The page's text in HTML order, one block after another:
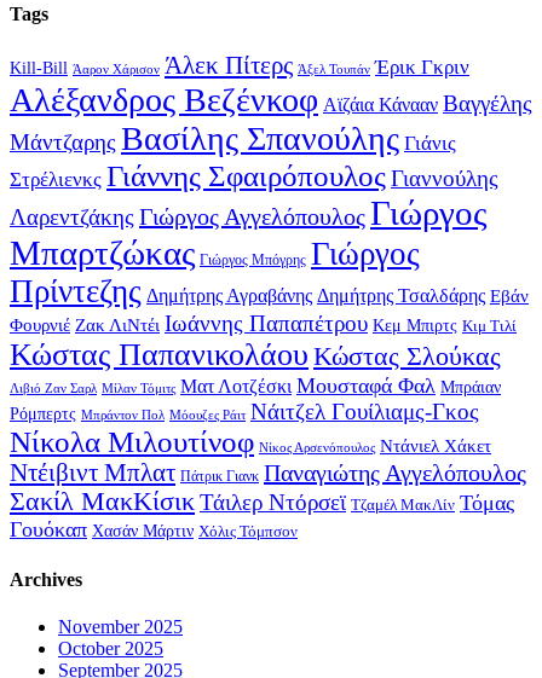
Tags
Kill-Bill Άαρον Χάρισον Άλεκ Πίτερς Άξελ Τουπάν Έρικ Γκριν
Αλέξανδρος Βεζένκοφ Αϊζάια Κάνααν Βαγγέλης
Μάντζαρης Βασίλης Σπανούλης Γιάνις
Στρέλιενκς Γιάννης ΣφαιρόπουλοςΓιαννούλης
Λαρεντζάκης Γιώργος ΑγγελόπουλοςΓιώργος
Μπαρτζώκας Γιώργος Μπόγρης Γιώργος
Πρίντεζης Δημήτρης Αγραβάνης Δημήτρης Τσαλδάρης Εβάν
Φουρνιέ Ζακ ΛιΝτέι Ιωάννης Παπαπέτρου Κεμ Μπιρτς Κιμ Τιλί
Κώστας Παπανικολάου Κώστας Σλούκας
Λιβιό Ζαν Σαρλ Μίλαν Τόμιτς Ματ Λοτζέσκι Μουσταφά Φαλ Μπράιαν
Ρόμπερτς Μπράντον Πολ Μόουζες Ράιτ Νάιτζελ Γουίλιαμς-Γκος
Νίκολα Μιλουτίνοφ Νίκος Αρσενόπουλος Ντάνιελ Χάκετ
Ντέιβιντ Μπλατ Πάτρικ Γιανκ Παναγιώτης Αγγελόπουλος
Σακίλ ΜακΚίσικΤάιλερ Ντόρσεϊ Τζαμέλ ΜακΛίν Τόμας
Γουόκαπ Χασάν Μάρτιν Χόλις Τόμπσον
Archives
November 2025
October 2025
September 2025